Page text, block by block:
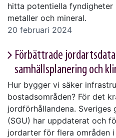
hitta potentiella
metaller och mineral.
20 februari 2024
Förbättrade
samhällsplanering och
Hur bygger vi säker
bostadsområden? För det
jordförhållandena. Sveriges
(SGU) har uppdaterat och
jordarter för flera områden